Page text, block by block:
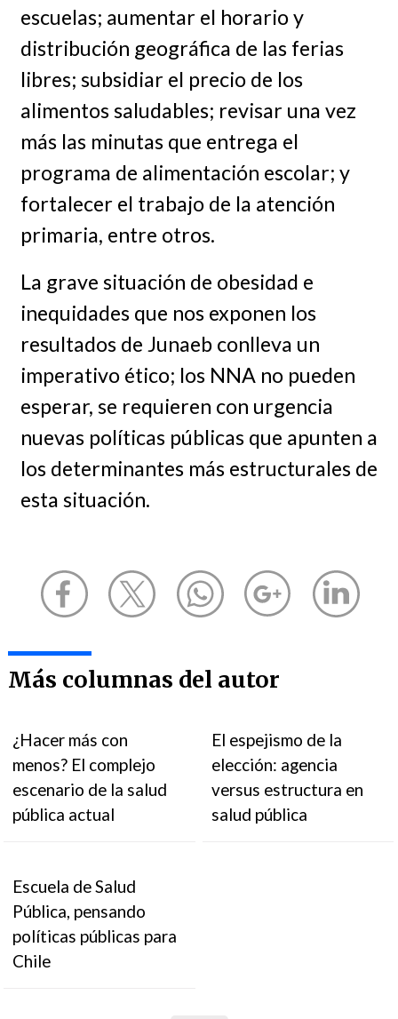
escuelas; aumentar el horario y
distribución geográfica de las ferias
libres; subsidiar el precio de los
alimentos saludables; revisar una vez
más las minutas que entrega el
programa de alimentación escolar; y
fortalecer el trabajo de la atención
primaria, entre otros.
La grave situación de obesidad e
inequidades que nos exponen los
resultados de Junaeb conlleva un
imperativo ético; los NNA no pueden
esperar, se requieren con urgencia
nuevas políticas públicas que apunten a
los determinantes más estructurales de
esta situación.
Más columnas del autor
¿Hacer más con
menos? El complejo
escenario de la salud
pública actual
El espejismo de la
elección: agencia
versus estructura en
salud pública
Escuela de Salud
Pública, pensando
políticas públicas para
Chile